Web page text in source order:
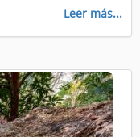
Leer más...